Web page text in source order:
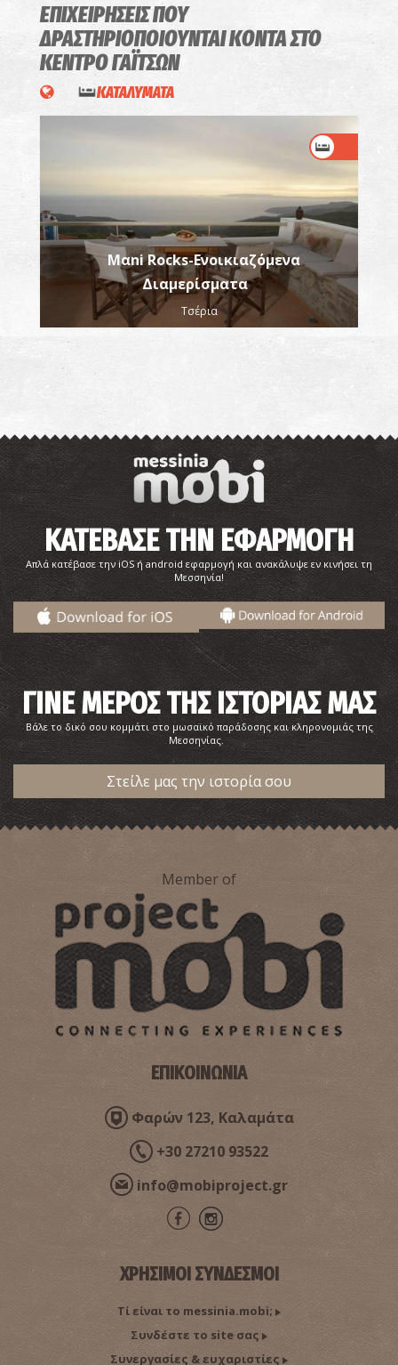
ΕΠΙΧΕΙΡΗΣΕΙΣ ΠΟΥ
ΔΡΑΣΤΗΡΙΟΠΟΙΟΥΝΤΑΙΚΟΝΤΑ ΣΤΟ
ΚΕΝΤΡΟ ΓΑΪΤΣΩΝ
ΚΑΤΑΛΥΜΑΤΑ
Μαni Rocks-Ενοικιαζόμενα
Διαμερίσματα
Τσέρια
ΚΑΤΕΒΑΣΕ ΤΗΝ ΕΦΑΡΜΟΓΗ
Απλά κατέβασε την iOS ή android εφαρμογή και ανακάλυψε εν κινήσει τη
Μεσσηνία!
ΓΙΝΕ ΜΕΡΟΣ ΤΗΣ ΙΣΤΟΡΙΑΣ ΜΑΣ
Βάλε το δικό σου κομμάτι στο μωσαϊκό παράδοσης και κληρονομιάς της
Μεσσηνίας.
Στείλε μας την ιστορία σου
Member of
ΕΠΙΚΟΙΝΩΝΙΑ
Φαρών 123, Καλαμάτα
+30 27210 93522
info@mobiproject.gr
ΧΡΗΣΙΜΟΙ ΣΥΝΔΕΣΜΟΙ
Τί είναι το messinia.mobi;
Συνδέστε το site σας
Συνεργασίες & ευχαριστίες